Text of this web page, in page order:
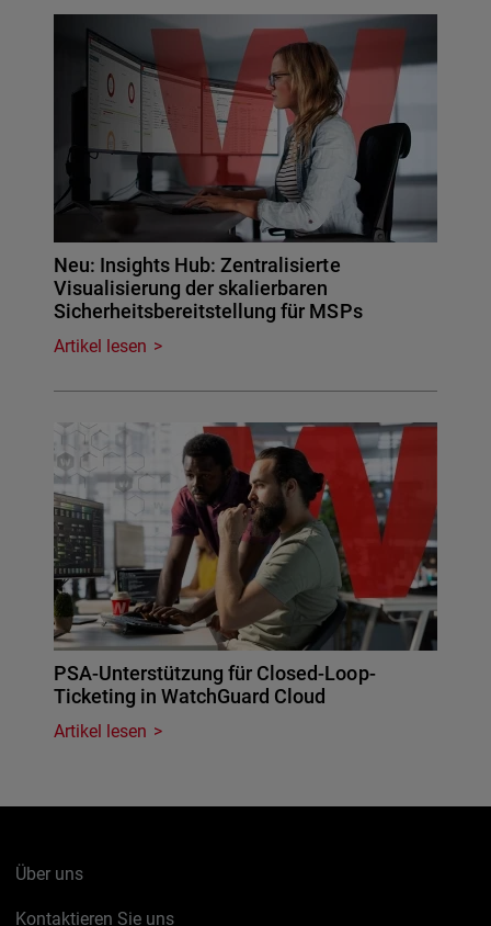
Neu: Insights Hub: Zentralisierte
Visualisierung der skalierbaren
Sicherheitsbereitstellung für MSPs
Artikel lesen
PSA-Unterstützung für Closed-Loop-
Ticketing in WatchGuard Cloud
Artikel lesen
Über uns
Kontaktieren Sie uns